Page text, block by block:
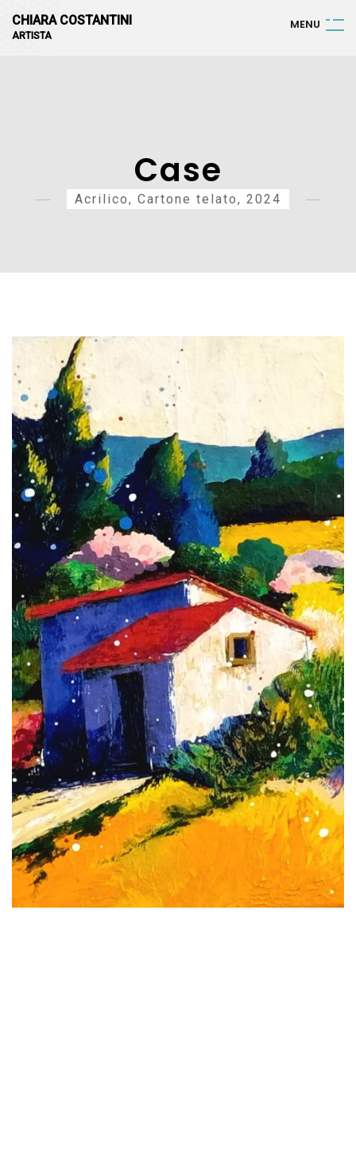
CHIARA COSTANTINI
ARTISTA
MENU
Case
Acrilico, Cartone telato, 2024